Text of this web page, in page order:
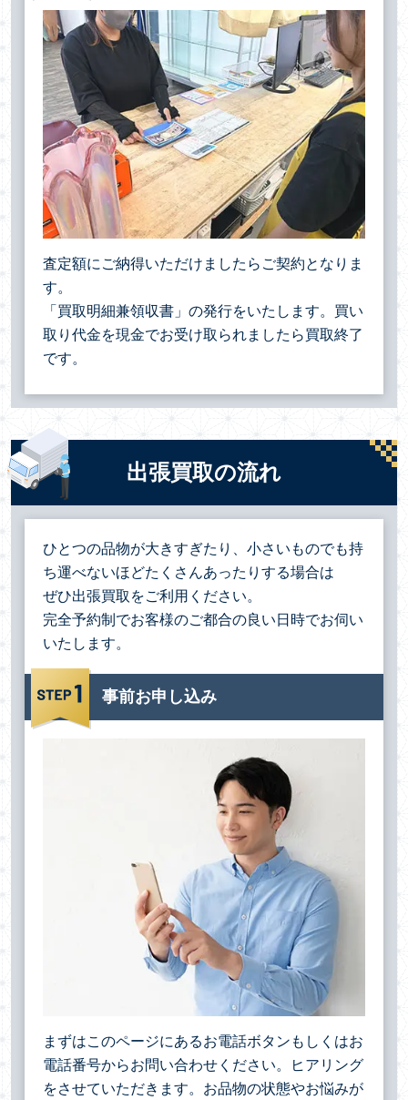
査定額にご納得いただけましたらご契約となりま
す。
「買取明細兼領収書」の発行をいたします。買い
取り代金を現金でお受け取られましたら買取終了
です。
出張買取の流れ
ひとつの品物が大きすぎたり、小さいものでも持
ち運べないほどたくさんあったりする場合は
ぜひ出張買取をご利用ください。
完全予約制でお客様のご都合の良い日時でお伺い
いたします。
事前お申し込み
まずはこのページにあるお電話ボタンもしくはお
電話番号からお問い合わせください。ヒアリング
をさせていただきます。お品物の状態やお悩みが